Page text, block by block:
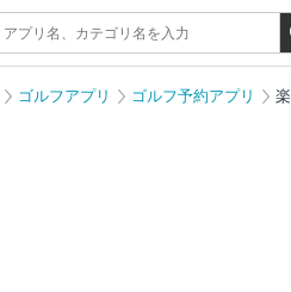
ゴルフアプリ ゴルフ予約アプリ